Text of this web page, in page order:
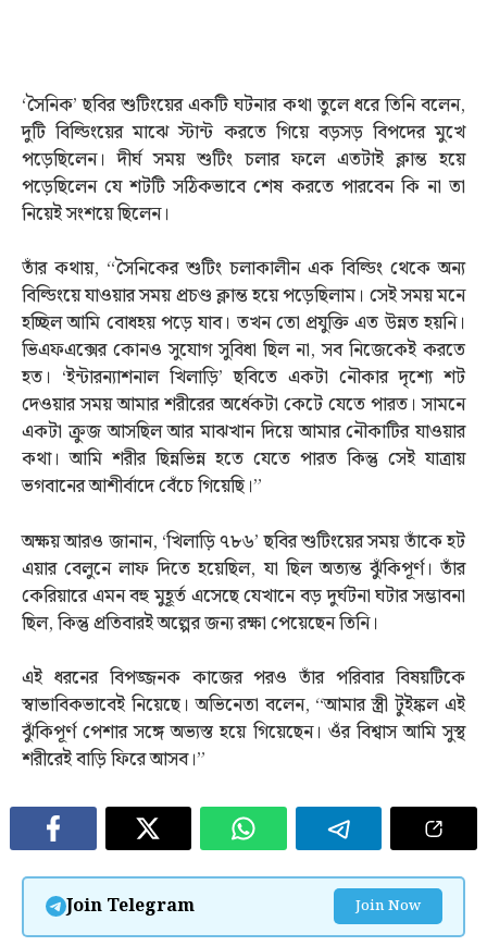
‘সৈনিক’ ছবির শুটিংয়ের একটি ঘটনার কথা তুলে ধরে তিনি বলেন,
দুটি বিল্ডিংয়ের মাঝে স্টান্ট করতে গিয়ে বড়সড় বিপদের মুখে
পড়েছিলেন। দীর্ঘ সময় শুটিং চলার ফলে এতটাই ক্লান্ত হয়ে
পড়েছিলেন যে শটটি সঠিকভাবে শেষ করতে পারবেন কি না তা
নিয়েই সংশয়ে ছিলেন।
তাঁর কথায়, “সৈনিকের শুটিং চলাকালীন এক বিল্ডিং থেকে অন্য
বিল্ডিংয়ে যাওয়ার সময় প্রচণ্ড ক্লান্ত হয়ে পড়েছিলাম। সেই সময় মনে
হচ্ছিল আমি বোধহয় পড়ে যাব। তখন তো প্রযুক্তি এত উন্নত হয়নি।
ভিএফএক্সের কোনও সুযোগ সুবিধা ছিল না, সব নিজেকেই করতে
হত। ‘ইন্টারন্যাশনাল খিলাড়ি’ ছবিতে একটা নৌকার দৃশ্যে শট
দেওয়ার সময় আমার শরীরের অর্ধেকটা কেটে যেতে পারত। সামনে
একটা ক্রুজ আসছিল আর মাঝখান দিয়ে আমার নৌকাটির যাওয়ার
কথা। আমি শরীর ছিন্নভিন্ন হতে যেতে পারত কিন্তু সেই যাত্রায়
ভগবানের আশীর্বাদে বেঁচে গিয়েছি।”
অক্ষয় আরও জানান, ‘খিলাড়ি ৭৮৬’ ছবির শুটিংয়ের সময় তাঁকে হট
এয়ার বেলুনে লাফ দিতে হয়েছিল, যা ছিল অত্যন্ত ঝুঁকিপূর্ণ। তাঁর
কেরিয়ারে এমন বহু মুহূর্ত এসেছে যেখানে বড় দুর্ঘটনা ঘটার সম্ভাবনা
ছিল, কিন্তু প্রতিবারই অল্পের জন্য রক্ষা পেয়েছেন তিনি।
এই ধরনের বিপজ্জনক কাজের পরও তাঁর পরিবার বিষয়টিকে
স্বাভাবিকভাবেই নিয়েছে। অভিনেতা বলেন, “আমার স্ত্রী টুইঙ্কল এই
ঝুঁকিপূর্ণ পেশার সঙ্গে অভ্যস্ত হয়ে গিয়েছেন। ওঁর বিশ্বাস আমি সুস্থ
শরীরেই বাড়ি ফিরে আসব।”
Join Telegram Join Now